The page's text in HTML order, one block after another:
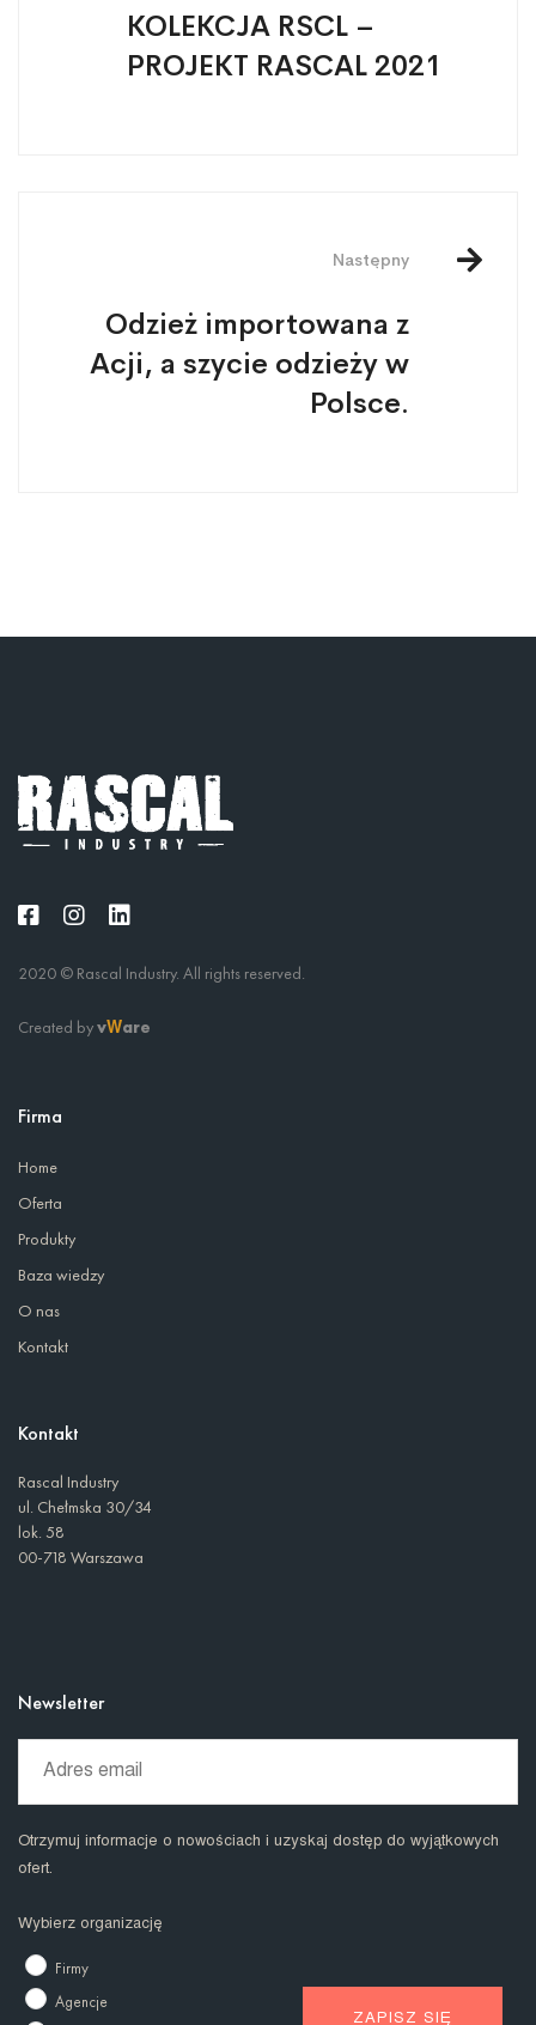
KOLEKCJA RSCL –
PROJEKT RASCAL 2021
Następny
Odzież importowana z
Acji, a szycie odzieży w
Polsce.
2020 © Rascal Industry. All rights reserved.
Created byvWare
Firma
Home
Oferta
Produkty
Baza wiedzy
O nas
Kontakt
Kontakt
Rascal Industry
ul. Chełmska 30/34
lok. 58
00-718 Warszawa
Newsletter
Otrzymuj informacje o nowościach i uzyskaj dostęp do wyjątkowych
ofert.
Wybierz organizację
Firmy
Agencje